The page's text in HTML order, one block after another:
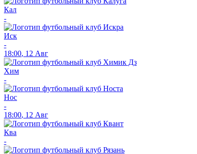
Кал
-
Иск
-
18:00, 12 Авг
Хим
-
Нос
-
18:00, 12 Авг
Ква
-